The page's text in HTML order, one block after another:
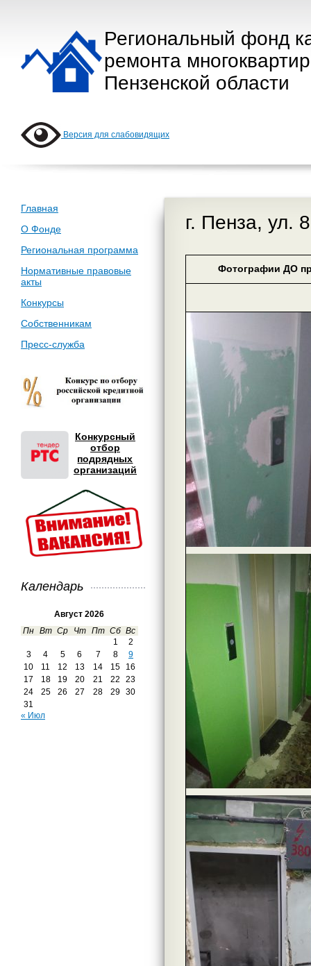
Региональный фонд
ремонта
Пензенской области
Версия для слабовидящих
Главная
О Фонде
Региональная программа
Нормативные правовые
акты
Конкурсы
Собственникам
Пресс-служба
Конкурсный
отбор
подрядных
организаций
Календарь
Август 2026
Пн Вт Ср Чт Пт Сб Вс
1
2
3
4 5 6 7 8
9
10
11 12 13 14 15
16
17
18 19 20 21 22
23
24
25 26 27 28 29
30
31
« Июл
г. Пенза, ул.
Фотографии ДО